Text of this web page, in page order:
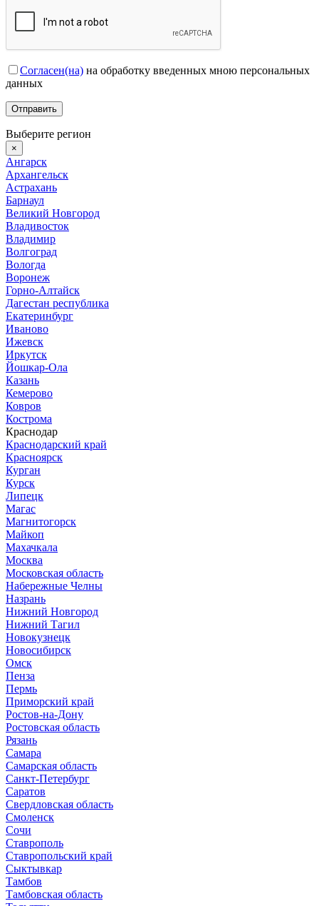
Согласен(на) на обработку введенных мною персональных
данных
Выберите регион
×
Ангарск
Архангельск
Астрахань
Барнаул
Великий Новгород
Владивосток
Владимир
Волгоград
Вологда
Воронеж
Горно-Алтайск
Дагестан республика
Екатеринбург
Иваново
Ижевск
Иркутск
Йошкар-Ола
Казань
Кемерово
Ковров
Кострома
Краснодар
Краснодарский край
Красноярск
Курган
Курск
Липецк
Магас
Магнитогорск
Майкоп
Махачкала
Москва
Московская область
Набережные Челны
Назрань
Нижний Новгород
Нижний Тагил
Новокузнецк
Новосибирск
Омск
Пенза
Пермь
Приморский край
Ростов-на-Дону
Ростовская область
Рязань
Самара
Самарская область
Санкт-Петербург
Саратов
Свердловская область
Смоленск
Сочи
Ставрополь
Ставропольский край
Сыктывкар
Тамбов
Тамбовская область